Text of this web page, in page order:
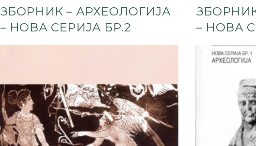
ЗБОРНИК – АРХЕОЛОГИЈА
– НОВА СЕРИЈА БР.2
– НОВА